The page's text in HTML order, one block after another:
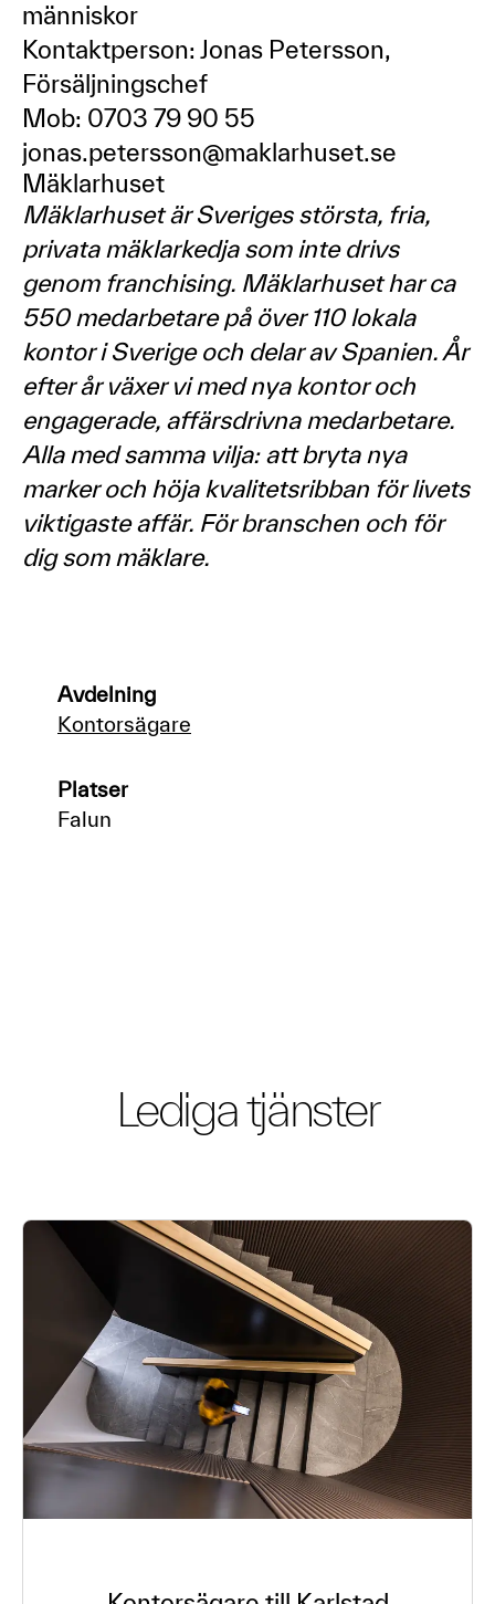
människor
Kontaktperson: Jonas Petersson,
Försäljningschef
Mob: 0703 79 90 55
jonas.petersson@maklarhuset.se
Mäklarhuset
Mäklarhuset är Sveriges största, fria,
privata mäklarkedja som inte drivs
genom franchising. Mäklarhuset har ca
550 medarbetare på över 110 lokala
kontor i Sverige och delar av Spanien. År
efter år växer vi med nya kontor och
engagerade, affärsdrivna medarbetare.
Alla med samma vilja: att bryta nya
marker och höja kvalitetsribban för livets
viktigaste affär. För branschen och för
dig som mäklare.
Avdelning
Kontorsägare
Platser
Falun
Lediga tjänster